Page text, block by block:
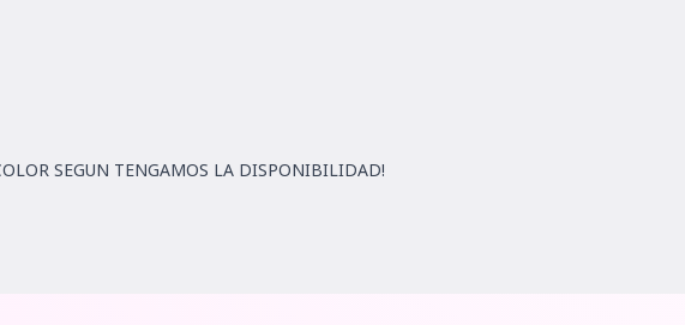
SEGUN TENGAMOS LA DISPONIBILIDAD!